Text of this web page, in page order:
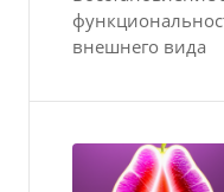
внешнего вида